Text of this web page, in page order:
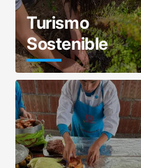
Turismo
Sostenible